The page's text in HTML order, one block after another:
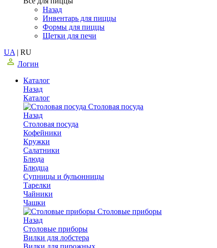
Назад
Инвентарь для пиццы
Формы для пиццы
Щетки для печи
UA | RU
Логин
Каталог
Назад
Каталог
Столовая посуда
Назад
Столовая посуда
Кофейники
Кружки
Салатники
Блюда
Блюдца
Супницы и бульонницы
Тарелки
Чайники
Чашки
Cтоловые приборы
Назад
Cтоловые приборы
Вилки для лобстера
Вилки для пирожных